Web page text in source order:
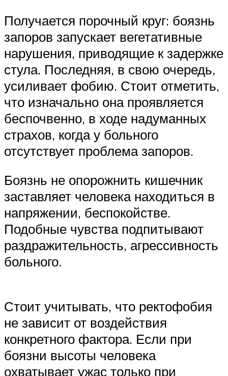
Получается порочный круг: боязнь
запоров запускает вегетативные
нарушения, приводящие к задержке
стула. Последняя, в свою очередь,
усиливает фобию. Стоит отметить,
что изначально она проявляется
беспочвенно, в ходе надуманных
страхов, когда у больного
отсутствует проблема запоров.
Боязнь не опорожнить кишечник
заставляет человека находиться в
напряжении, беспокойстве.
Подобные чувства подпитывают
раздражительность, агрессивность
больного.
Стоит учитывать, что ректофобия
не зависит от воздействия
конкретного фактора. Если при
боязни высоты человека
охватывает ужас только при